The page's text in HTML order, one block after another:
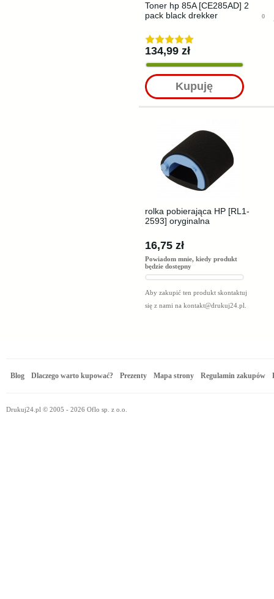
Toner hp 85A [CE285AD] 2
pack black drekker
134,99 zł
Kupuję
0
rolka pobierająca HP [RL1-
2593] oryginalna
16,75 zł
Powiadom mnie, kiedy produkt
będzie dostępny
Aby zakupić ten produkt skontaktuj
się z nami na kontakt@drukuj24.pl
Blog Dlaczego warto kupować? Prezenty Mapa strony Regulamin zakupów
Drukuj24.pl © 2005 - 2026 Oflo sp. z o.o.